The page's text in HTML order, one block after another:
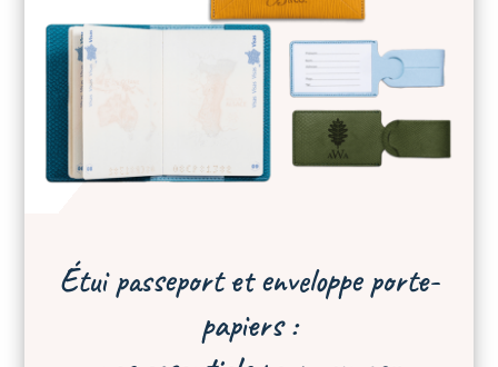
Étui passeport et enveloppe porte-
papiers :